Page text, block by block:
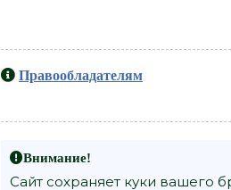
Правообладателям
Внимание!
Сайт сохраняет куки вашего